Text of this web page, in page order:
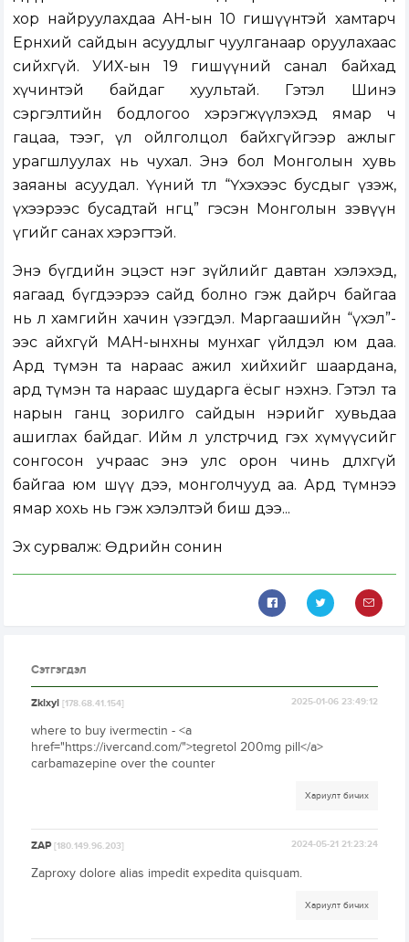
хор найруулахдаа АН-ын 10 гишүүнтэй хамтарч
Ерөнхий сайдын асуудлыг чуулганаар оруулахаас
сийхгүй. УИХ-ын 19 гишүүний санал байхад
хүчинтэй байдаг хуультай. Гэтэл Шинэ
сэргэлтийн бодлогоо хэрэгжүүлэхэд ямар ч
гацаа, тээг, үл ойлголцол байхгүйгээр ажлыг
урагшлуулах нь чухал. Энэ бол Монголын хувь
заяаны асуудал. Үүний төлөө “Үхэхээс бусдыг үзэж,
үхээрээс бусадтай нөгц” гэсэн Монголын зэвүүн
үгийг санах хэрэгтэй.
Энэ бүгдийн эцэст нэг зүйлийг давтан хэлэхэд,
яагаад бүгдээрээ сайд болно гэж дайрч байгаа
нь л хамгийн хачин үзэгдэл. Маргаашийн “үхэл”-
ээс айхгүй МАН-ынхны мунхаг үйлдэл юм даа.
Ард түмэн та нараас ажил хийхийг шаардана,
ард түмэн та нараас шударга ёсыг нэхнэ. Гэтэл та
нарын ганц зорилго сайдын нэрийг хувьдаа
ашиглах байдаг. Ийм л улстөрчид гэх хүмүүсийг
сонгосон учраас энэ улс орон чинь өөдлөхгүй
байгаа юм шүү дээ, монголчууд аа. Ард түмнээ
ямар хохь нь гэж хэлэлтэй биш дээ...
Эх сурвалж: Өдрийн сонин
Сэтгэгдэл
Zklxyl[178.68.41.154] 2025-01-06 23:49:12
where to buy ivermectin - <a
href="https://ivercand.com/">tegretol 200mg pill</a>
carbamazepine over the counter
Хариулт бичих
ZAP[180.149.96.203] 2024-05-21 21:23:24
Zaproxy dolore alias impedit expedita quisquam.
Хариулт бичих